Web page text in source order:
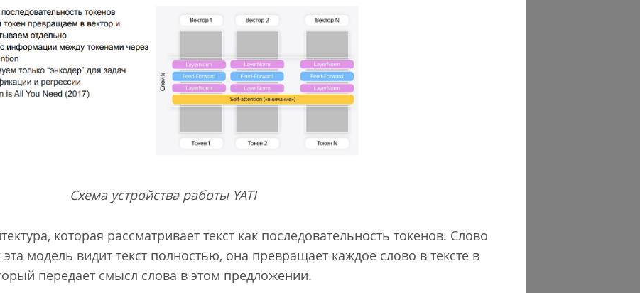
Схема устройства работы YATI
которая рассматривает текст как последовательность токенов. Слово
эта модель видит текст полностью, она превращает каждое слово в тексте в
передает смысл слова в этом предложении.